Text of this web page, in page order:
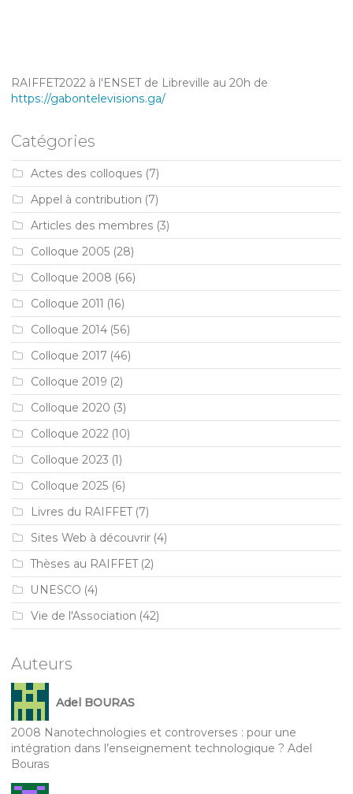
RAIFFET2022 à l'ENSET de Libreville au 20h de
https://gabontelevisions.ga/
Catégories
Actes des colloques (7)
Appel à contribution (7)
Articles des membres (3)
Colloque 2005 (28)
Colloque 2008 (66)
Colloque 2011 (16)
Colloque 2014 (56)
Colloque 2017 (46)
Colloque 2019 (2)
Colloque 2020 (3)
Colloque 2022 (10)
Colloque 2023 (1)
Colloque 2025 (6)
Livres du RAIFFET(7)
Sites Web à découvrir (4)
Thèses au RAIFFET(2)
UNESCO (4)
Vie de l'Association (42)
Auteurs
Adel BOURAS
2008 Nanotechnologies et controverses : pour une
intégration dans l’enseignement technologique ? Adel
Bouras